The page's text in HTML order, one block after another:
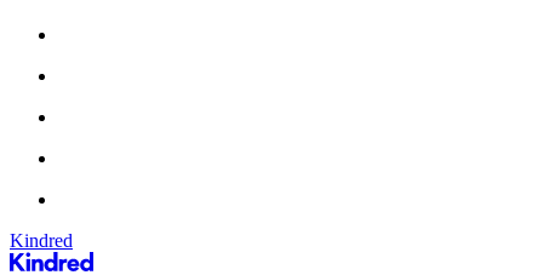
Kindred